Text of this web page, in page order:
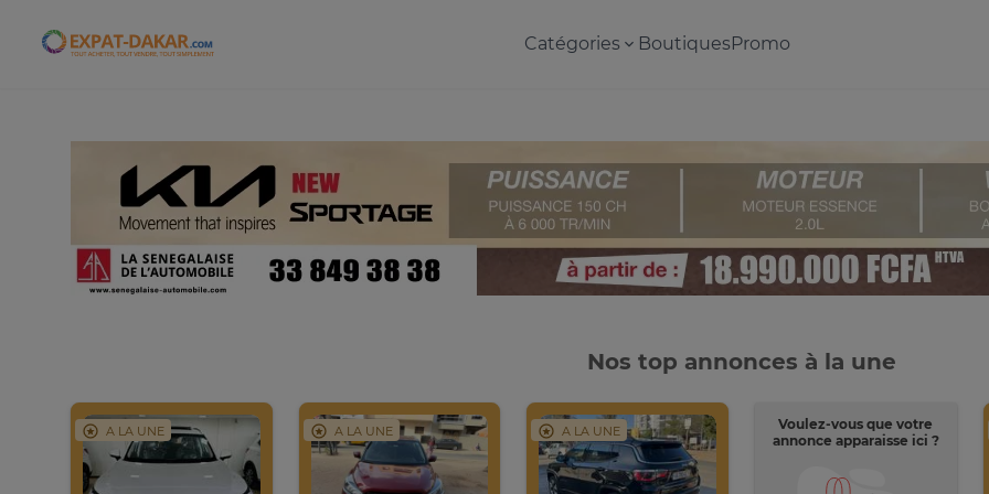
Expat-Dakar Catégories BoutiquesPromo
Nos top annonces à la une
A LA UNE A LA UNE A LA UNE
Voulez-vous que votre
annonce apparaisse ici ?